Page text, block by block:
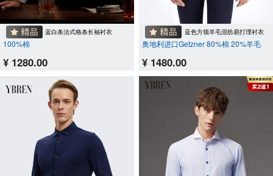
蓝白条法式格条长袖衬衣
100%棉
¥ 1280.00
蓝色方领羊毛混纺易打理衬衣
奥地利进口Getzner 80%棉 20%羊毛
¥ 1480.00